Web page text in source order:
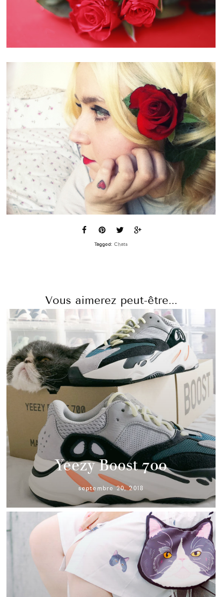
Tagged: Chats
Vous aimerez peut-être...
Yeezy Boost 700
septembre 20, 2018